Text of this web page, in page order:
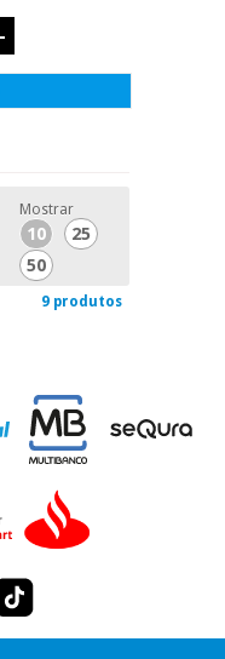
Mostrar
10
25
50
9 produtos